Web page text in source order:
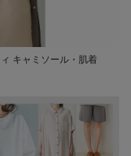
キャミソール・肌着